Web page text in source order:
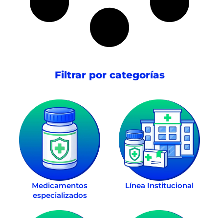
Filtrar por categorías
Medicamentos
especializados
Línea Institucional